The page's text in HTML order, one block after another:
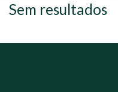
Sem resultados